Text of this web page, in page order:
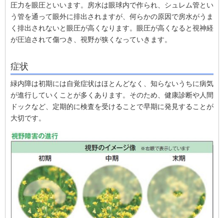
圧力を眼圧といいます。房水は眼球内で作られ、シュレム管とい
う管を通って眼外に排出されますが、何らかの原因で房水がうま
く排出されないと眼圧が高くなります。眼圧が高くなると視神経
が圧迫されて傷つき、視野が狭くなっていきます。
症状
緑内障は初期には自覚症状はほとんどなく、知らないうちに病気
が進行していくことが多くあります。そのため、健康診断や人間
ドックなど、定期的に検査を受けることで早期に発見することが
大切です。